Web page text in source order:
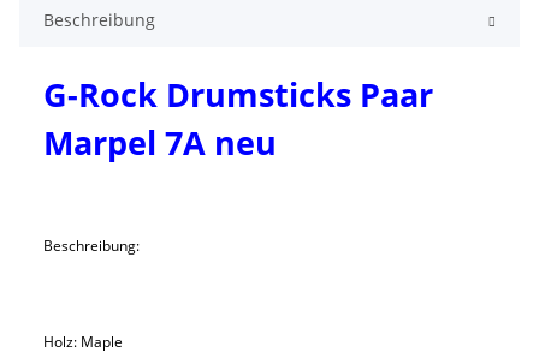
Beschreibung
G-Rock Drumsticks Paar
Marpel 7A neu
Beschreibung:
Holz: Maple